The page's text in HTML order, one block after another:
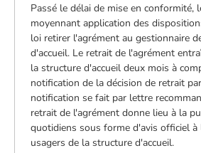
Passé le délai de mise en conformité,
moyennant application des
loi retirer l'agrément au gestionnaire
d'accueil. Le retrait de l'agrément
la structure d'accueil deux mois à
notification de la décision de retrait
notification se fait par lettre
retrait de l'agrément donne lieu à la
quotidiens sous forme d'avis officiel à
usagers de la structure d'accueil.